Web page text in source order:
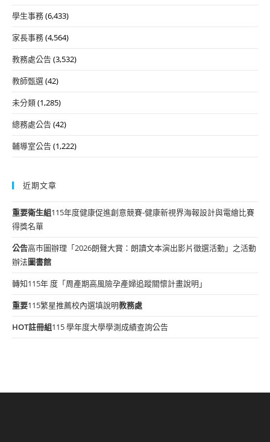
學生事務(6,433)
家長事務(4,564)
教務處公告(3,532)
教師甄選(42)
未分類(1,285)
總務處公告(42)
輔導室公告(1,222)
近期文章
重要衛生組115年度健康促進創意競賽-健康新視界海報設計與電繪比賽
得獎名單
公告高市圖辦理「2026朗聲大賞：朗讀文本演出影片徵選活動」之活動
辦法圖書館
轉知115年 度「周產期高風險孕產婦追蹤關懷計畫說明」
重要115繁星推薦校內選填說明教務處
HOT註冊組115 學年度大學學測成績查詢公告